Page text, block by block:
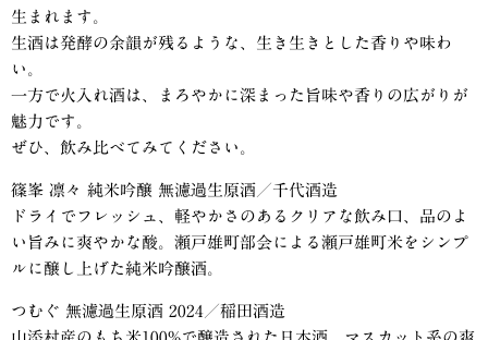
生まれます。
生酒は発酵の余韻が残るような、生き生きとした香りや味わ
い。
一方で火入れ酒は、まろやかに深まった旨味や香りの広がりが
魅力です。
ぜひ、飲み比べてみてください。
篠峯 凛々 純米吟醸 無濾過生原酒／千代酒造
ドライでフレッシュ、軽やかさのあるクリアな飲み口、品のよ
い旨みに爽やかな酸。瀬戸雄町部会による瀬戸雄町米をシンプ
ルに醸し上げた純米吟醸酒。
つむぐ 無濾過生原酒 2024／稲田酒造